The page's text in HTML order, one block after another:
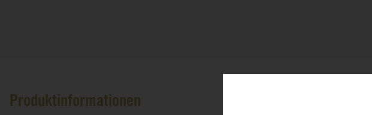
Produktinformationen